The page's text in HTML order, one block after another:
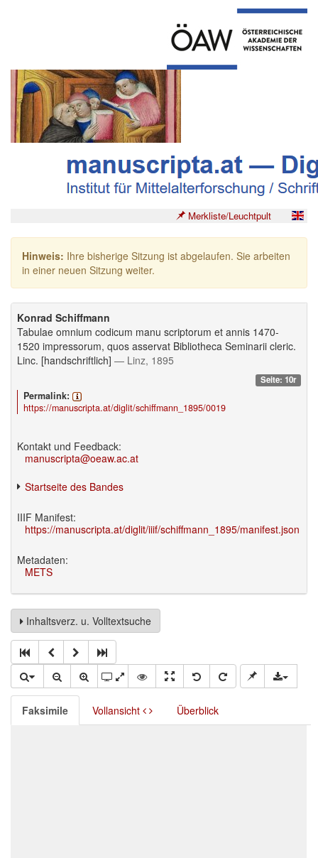
Merkliste/Leuchtpult
Hinweis: Ihre bisherige Sitzung ist abgelaufen. Sie arbeiten
in einer neuen Sitzung weiter.
Konrad Schiffmann
Tabulae omnium codicum manu scriptorum et annis 1470-
1520 impressorum, quos asservat Bibliotheca Seminarii cleric.
Linc. [handschriftlich] — Linz, 1895
Seite: 10r
Permalink:
https://manuscripta.at/diglit/schiffmann_1895/0019
Kontakt und Feedback:
manuscripta@oeaw.ac.at
Startseite des Bandes
IIIF Manifest:
https://manuscripta.at/diglit/iiif/schiffmann_1895/manifest.json
Metadaten:
METS
Inhaltsverz. u. Volltextsuche
Faksimile Vollansicht Überblick